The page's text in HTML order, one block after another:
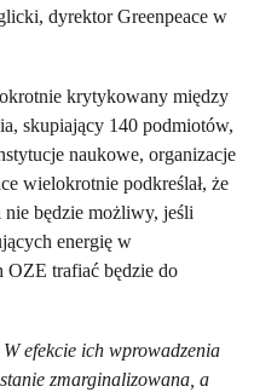
dyrektor Greenpeace w
krytykowany między
skupiający 140 podmiotów,
naukowe, organizacje
wielokrotnie podkreślał, że
będzie możliwy, jeśli
energię w
trafiać będzie do
efekcie ich wprowadzenia
zmarginalizowana, a